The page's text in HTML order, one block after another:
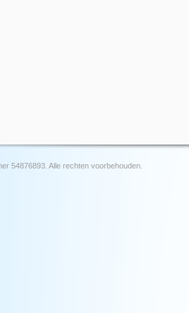
54876893. Alle rechten voorbehouden.